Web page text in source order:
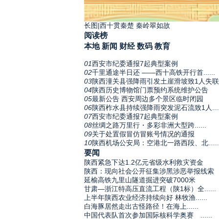
长图|西十贯秦楚 秦岭翠如故
阅读榜
本地 新闻 财经 数码 教育
01西安市纪委通报7起典型案例
02千里通途半日还 ——西十高铁开行首......
03陕西潼关县强降雨引发土崖滑坡致1人失联
04陕西历史博物馆门票预约系统维护公告
05最新公告 西安周边多个景区临时闭园
06陕西柞水县持续强降雨突发泥石流致1人
07西安市纪委通报7起典型案例
08丝绸之路万里行・多彩非洲大型跨......
09关于处置假冒仿冒账号情况的通报
10陕西机场公安局：空港北一路西段、北
要闻
陕西紧急下达1.2亿元省级水利救灾资金
陕西：现向社会公开征集涉黑涉恶举报线索
延榆高铁九里山隧道掘进突破7000米
甘肃—浙江特高压直流工程（陕1标）全......
上半年陕西农业经济持续向好 林牧渔......
白海豚居然走出古怪路径！在海上......
中国代表队首次参加国际核科学奥赛 ......